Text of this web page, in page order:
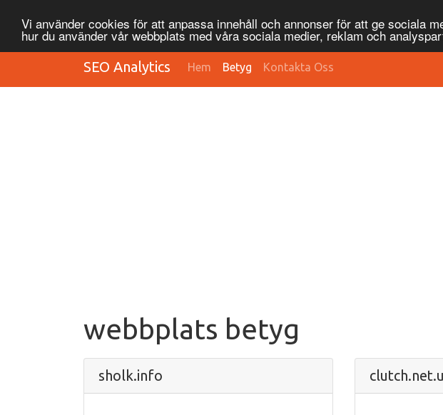
Vi använder cookies för att anpassa innehåll och annonser för att ge sociala
hur du använder vår webbplats med våra sociala medier, reklam och
SEO Analytics Hem Betyg Kontakta Oss
webbplats betyg
sholk.info